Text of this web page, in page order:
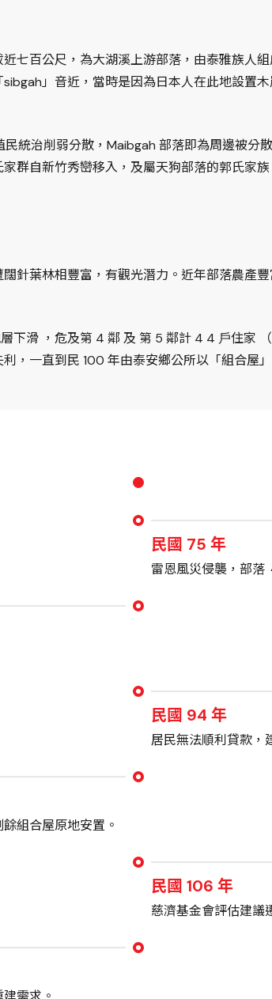
七百公尺，為大湖溪上游部落，由泰雅族人
」音近，當時是因為日本人在此地設置
統治削弱分散，Maibgah 部落即為周邊被分
群自新竹秀巒移入，及屬天狗部落的郭氏家
針葉林相豐富，有觀光潛力。近年部落農產
下滑 ，危及第 4 鄰 及 第 5 鄰計 4 4 ⼾住家
，一直到民 100 年由泰安鄉公所以「組合屋
民國 75 年
雷恩風災侵襲，部落
民國 94 年
居民無法順利貸款，
組合屋原地安置。
民國 106 年
慈濟基金會評估建議